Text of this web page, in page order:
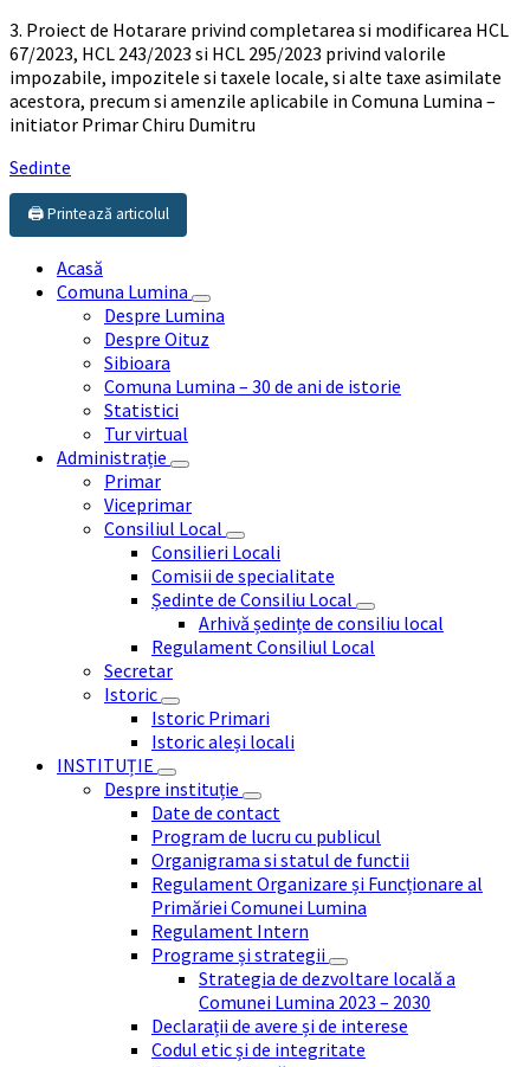
3. Proiect de Hotarare privind completarea si modificarea HCL
67/2023, HCL 243/2023 si HCL 295/2023 privind valorile
impozabile, impozitele si taxele locale, si alte taxe asimilate
acestora, precum si amenzile aplicabile in Comuna Lumina –
initiator Primar Chiru Dumitru
Sedinte
🖨️ Printează articolul
Acasă
Comuna Lumina
Despre Lumina
Despre Oituz
Sibioara
Comuna Lumina – 30 de ani de istorie
Statistici
Tur virtual
Administrație
Primar
Viceprimar
Consiliul Local
Consilieri Locali
Comisii de specialitate
Ședinte de Consiliu Local
Arhivă ședințe de consiliu local
Regulament Consiliul Local
Secretar
Istoric
Istoric Primari
Istoric aleși locali
INSTITUȚIE
Despre instituție
Date de contact
Program de lucru cu publicul
Organigrama si statul de functii
Regulament Organizare și Funcționare al
Primăriei Comunei Lumina
Regulament Intern
Programe și strategii
Strategia de dezvoltare locală a
Comunei Lumina 2023 – 2030
Declarații de avere și de interese
Codul etic și de integritate